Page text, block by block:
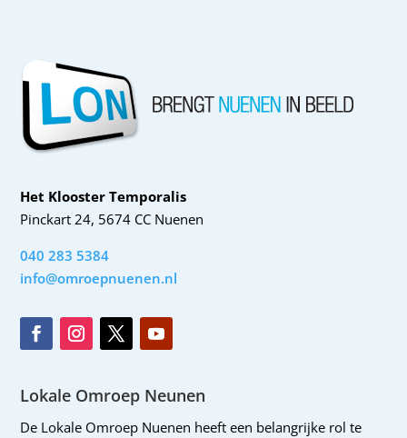
Het Klooster Temporalis
Pinckart 24, 5674 CC Nuenen
040 283 5384
info@omroepnuenen.nl
Lokale Omroep Neunen
De Lokale Omroep Nuenen heeft een belangrijke rol te